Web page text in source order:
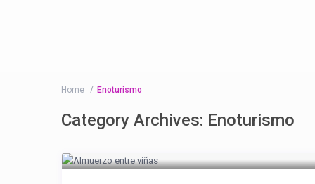
Home Enoturismo
Category Archives: Enoturismo